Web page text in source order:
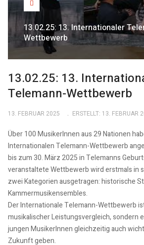
13.02.25: 13. Internationaler
Wettbewerb
13.02.25: 13.
Telemann-Wettbewerb
13. FEBRUAR 2025 ERSTELLT: 13. FEBRUAR
Über 100 MusikerInnen aus 29 Nationen
Internationalen Telemann-Wettbewerb
bis zum 30. März 2025 in Telemanns
veranstaltete Wettbewerb wird erstmals in
zwei Kategorien ausgetragen: historische
Kammermusikensembles.
Der Internationale Telemann-Wettbewerb
musikalischer Leistungsvergleich, sondern
jungen MusikerInnen gleichzeitig auch
Zukunft geben.